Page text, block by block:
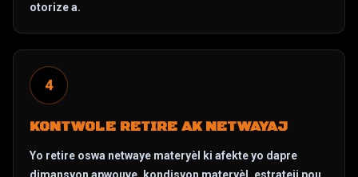
otorize a.
4
KONTWOLE RETIRE AK NETWAYAJ
Yo retire oswa netwaye materyèl ki afekte yo dapre